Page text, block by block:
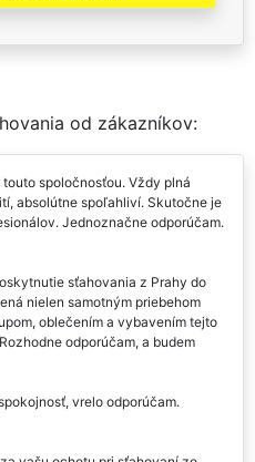
od zákazníkov:
spoločnosťou. Vždy plná
absolútne spoľahliví. Skutočne je
Jednoznačne odporúčam.
sťahovania z Prahy do
nielen samotným priebehom
oblečením a vybavením tejto
odporúčam, a budem
vrelo odporúčam.